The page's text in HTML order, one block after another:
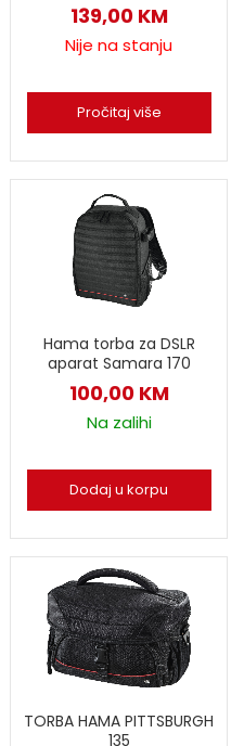
139,00 KM
Nije na stanju
Pročitaj više
Hama torba za DSLR
aparat Samara 170
100,00 KM
Na zalihi
Dodaj u korpu
TORBA HAMA PITTSBURGH
135